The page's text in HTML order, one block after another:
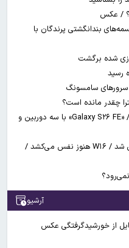
بندانگشتی‌ پرندگان با
اولین نگاه به گوشی جدید سامسونگ / «Galaxy S۲۶ FE» با سه دوربین و
بوگاتی سفارشی با نام «دِستِریِر» معرفی شد / W۱۶ هنوز نفس می‌کشد /
آرشیو
از خورشیدگرفتگی عکس